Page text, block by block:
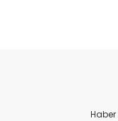
Ürün resmi
Ürün